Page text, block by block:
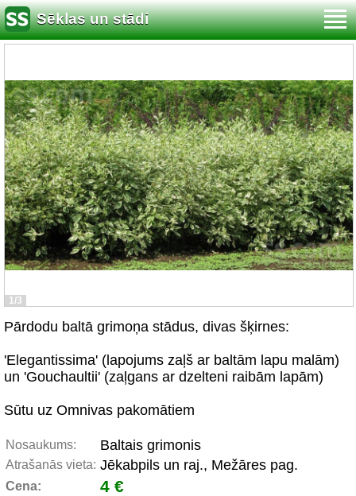
Sēklas un stādi
1/3
Pārdodu baltā grimoņa stādus, divas šķirnes:
'Elegantissima' (lapojums zaļš ar baltām lapu malām)
un 'Gouchaultii' (zaļgans ar dzelteni raibām lapām)
Sūtu uz Omnivas pakomātiem
Nosaukums: Baltais grimonis
Atrašanās vieta: Jēkabpils un raj., Mežāres pag.
Cena: 4 €